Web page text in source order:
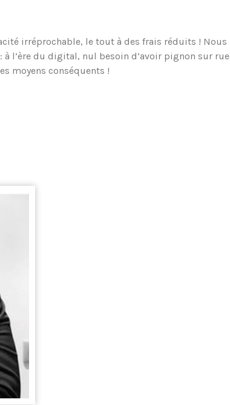
irréprochable, le tout à des frais réduits ! Nous
à l’ère du digital, nul besoin d’avoir pignon sur rue
moyens conséquents !